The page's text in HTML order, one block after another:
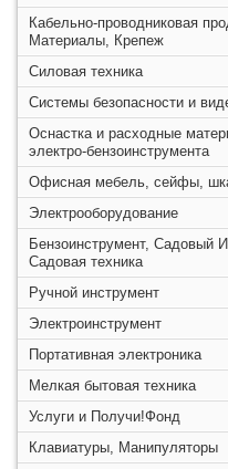
Кабельно-проводниковая
Материалы, Крепеж
Силовая техника
Системы безопасности и
Оснастка и расходные
электро-бензоинструмента
Офисная мебель, сейфы,
Электрооборудование
Бензоинструмент, Садовый
Садовая техника
Ручной инструмент
Электроинструмент
Портативная электроника
Мелкая бытовая техника
Услуги и Получи!Фонд
Клавиатуры, Манипуляторы